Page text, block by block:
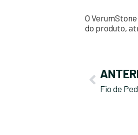
O
do produto,
Fio de